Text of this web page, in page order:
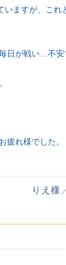
ますが、これ
日が戦い…不
疲れ様でした。
りえ様